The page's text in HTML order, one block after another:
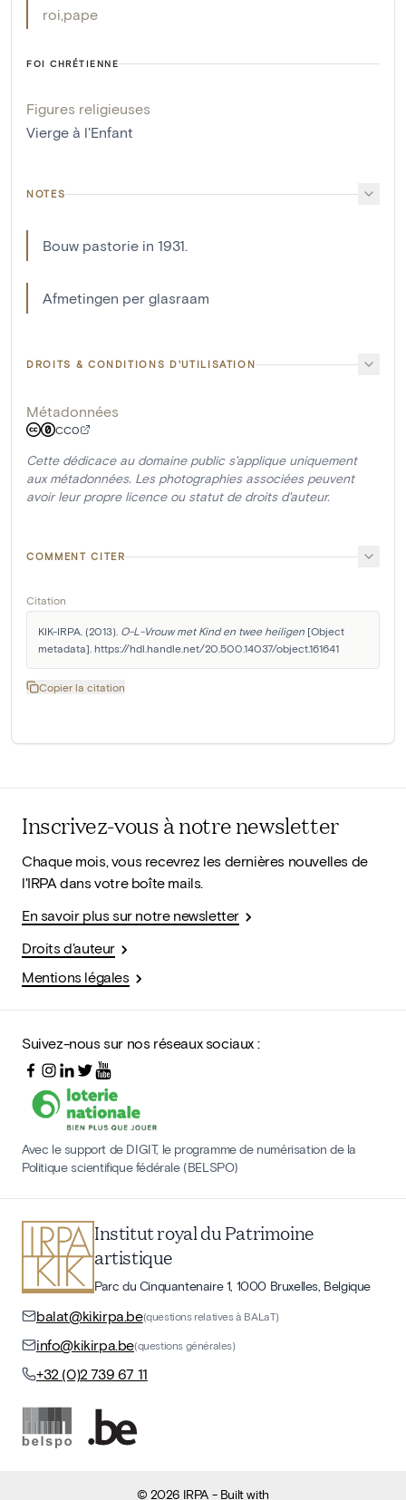
roi pape
FOI CHRÉTIENNE
Figures religieuses
Vierge à l'Enfant
NOTES
Bouw pastorie in 1931.
Afmetingen per glasraam
DROITS & CONDITIONS D'UTILISATION
Métadonnées
CC0
Cette dédicace au domaine public s'applique uniquement
aux métadonnées. Les photographies associées peuvent
avoir leur propre licence ou statut de droits d'auteur.
COMMENT CITER
Citation
KIK-IRPA. (2013). O-L-Vrouw met Kind en twee heiligen [Object
metadata]. https://hdl.handle.net/20.500.14037/object.161641
Copier la citation
Inscrivez-vous à notre newsletter
Chaque mois, vous recevrez les dernières nouvelles de
l'IRPA dans votre boîte mails.
En savoir plus sur notre newsletter
Droits d'auteur
Mentions légales
Suivez-nous sur nos réseaux sociaux :
Avec le support de DIGIT, le programme de numérisation de la
Politique scientifique fédérale (BELSPO)
Institut royal du Patrimoine
artistique
Parc du Cinquantenaire 1, 1000 Bruxelles, Belgique
balat@kikirpa.be(questions relatives à BALaT)
info@kikirpa.be(questions générales)
+32 (0)2 739 67 11
©2026 IRPA- Built with